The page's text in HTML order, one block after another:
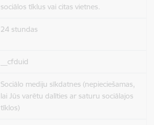
sociālos tīklus vai citas vietnes.
24 stundas
__cfduid
Sociālo mediju sīkdatnes (nepieciešamas,
lai Jūs varētu dalīties ar saturu sociālajos
tīklos)